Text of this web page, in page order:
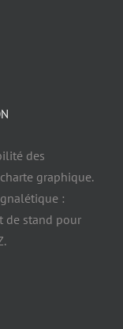
des
graphique.
:
de stand pour